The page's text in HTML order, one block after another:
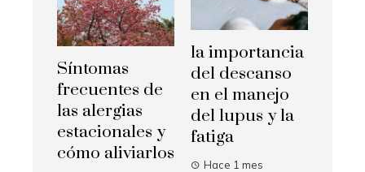
Síntomas
frecuentes de
las alergias
estacionales y
cómo aliviarlos
la importancia
del descanso
en el manejo
del lupus y la
fatiga
Hace 1 mes